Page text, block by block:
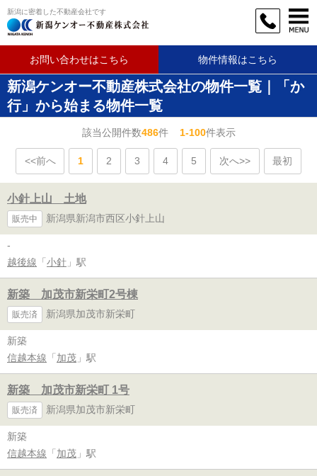
新潟に密着した不動産会社です
お問い合わせはこちら 物件情報はこちら
新潟ケンオー不動産株式会社の物件一覧｜「か
行」から始まる物件一覧
該当公開件数486件1-100件表示
<<前へ 1 2 3 4 5 次へ>> 最初
小針上山 土地
販売中 新潟県新潟市西区小針上山
-
越後線 「 小針 」駅
新築 加茂市新栄町2号棟
販売済 新潟県加茂市新栄町
新築
信越本線 「 加茂 」駅
新築 加茂市新栄町 1号
販売済 新潟県加茂市新栄町
新築
信越本線 「 加茂 」駅